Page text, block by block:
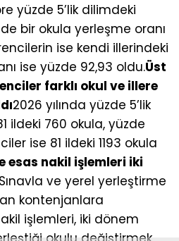
yüzde 5’lik dilimdeki
bir okula yerleşme oranı
ise kendi illerindeki
ise yüzde 92,93 oldu.Üst
farklı okul ve illere
2026 yılında yüzde 5’lik
ildeki 760 okula, yüzde
ise 81 ildeki 1193 okula
esas nakil işlemleri iki
ve yerel yerleştirme
kontenjanlara
işlemleri, iki dönem